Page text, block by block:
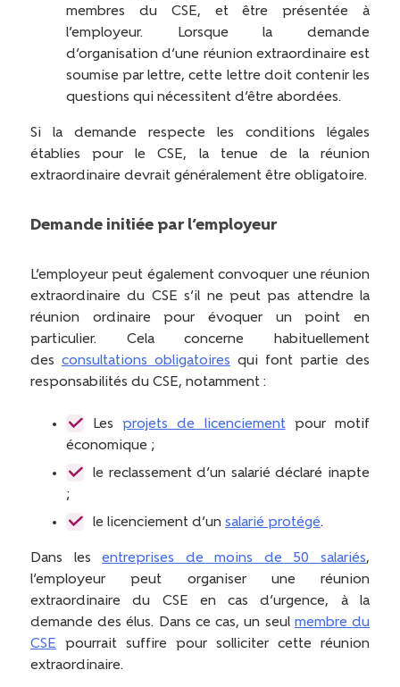
membres du CSE, et être présentée à
l’employeur. Lorsque la demande
d’organisation d’une réunion extraordinaire est
soumise par lettre, cette lettre doit contenir les
questions qui nécessitent d’être abordées.
Si la demande respecte les conditions légales
établies pour le CSE, la tenue de la réunion
extraordinaire devrait généralement être obligatoire.
Demande initiée par l’employeur
L’employeur peut également convoquer une réunion
extraordinaire du CSE s’il ne peut pas attendre la
réunion ordinaire pour évoquer un point en
particulier. Cela concerne habituellement
des consultations obligatoires qui font partie des
responsabilités du CSE, notamment :
Lesprojets de licenciementpour motif
économique ;
le reclassement d’un salarié déclaré inapte
;
le licenciement d’un salarié protégé.
Dans lesentreprises de moins de 50 salariés,
l’employeur peut organiser une réunion
extraordinaire du CSE en cas d’urgence, à la
demande des élus. Dans ce cas, un seul membre du
CSE pourrait suffire pour solliciter cette réunion
extraordinaire.